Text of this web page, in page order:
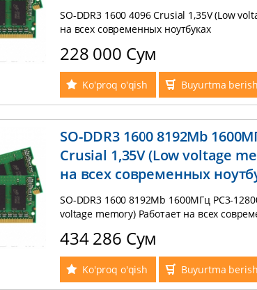
SO-DDR3 1600 4096 Crusial 1,35V (Low
на всех современных ноутбуках
228 000 Сум
Ko'proq o'qish Buyurtma berish
SO-DDR3 1600 8192Mb
Crusial 1,35V (Low voltage
на всех современных
SO-DDR3 1600 8192Mb 1600МГц PC3-
voltage memory) Работает на всех
434 286 Сум
Ko'proq o'qish Buyurtma berish